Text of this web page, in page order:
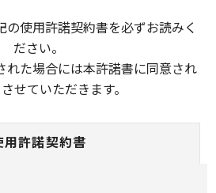
の使用許諾契約書を必ずお読みく
ださい。
れた場合には本許諾書に同意され
せていただきます。
用許諾契約書